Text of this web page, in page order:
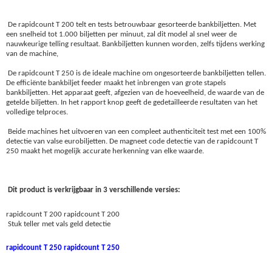
De rapidcount T 200 telt en tests betrouwbaar gesorteerde bankbiljetten. Met
een snelheid tot 1.000 biljetten per minuut, zal dit model al snel weer de
nauwkeurige telling resultaat. Bankbiljetten kunnen worden, zelfs tijdens werking
van de machine,
De rapidcount T 250 is de ideale machine om ongesorteerde bankbiljetten tellen.
De efficiënte bankbiljet feeder maakt het inbrengen van grote stapels
bankbiljetten. Het apparaat geeft, afgezien van de hoeveelheid, de waarde van de
getelde biljetten. In het rapport knop geeft de gedetailleerde resultaten van het
volledige telproces.
Beide machines het uitvoeren van een compleet authenticiteit test met een 100%
detectie van valse eurobiljetten. De magneet code detectie van de rapidcount T
250 maakt het mogelijk accurate herkenning van elke waarde.
Dit product is verkrijgbaar in 3 verschillende versies:
rapidcount T 200 rapidcount T 200
Stuk teller met vals geld detectie
rapidcount T 250 rapidcount T 250